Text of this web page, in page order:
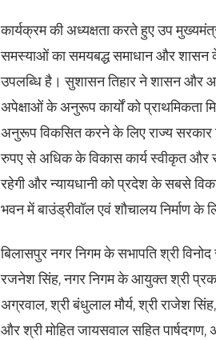
कार्यक्रम की अध्यक्षता करते हुए उप
समस्याओं का समयबद्ध समाधान और शासन
उपलब्धि है। सुशासन तिहार ने शासन और
अपेक्षाओं के अनुरूप कार्यों को प्राथमिकता
अनुरूप विकसित करने के लिए राज्य सरकार
रुपए से अधिक के विकास कार्य स्वीकृत और
रहेगी और न्यायधानी को प्रदेश के सबसे
भवन में बाउंड्रीवॉल एवं शौचालय निर्माण
बिलासपुर नगर निगम के सभापति श्री
रजनेश सिंह, नगर निगम के आयुक्त श्री
अग्रवाल, श्री बंधुलाल मौर्य, श्री राजेश
और श्री मोहित जायसवाल सहित पार्षदगण,